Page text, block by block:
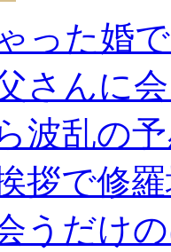
った婚
さんに
波乱の
拶で修
うだけ